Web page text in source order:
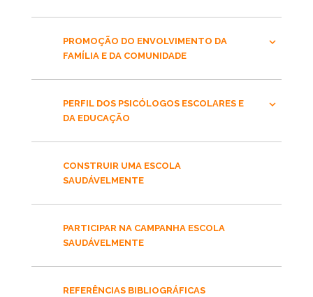
PROMOÇÃO DO ENVOLVIMENTO DA
FAMÍLIA E DA COMUNIDADE
PERFIL DOS PSICÓLOGOS ESCOLARES E
DA EDUCAÇÃO
CONSTRUIR UMA ESCOLA
SAUDÁVELMENTE
PARTICIPAR NA CAMPANHA ESCOLA
SAUDÁVELMENTE
REFERÊNCIAS BIBLIOGRÁFICAS